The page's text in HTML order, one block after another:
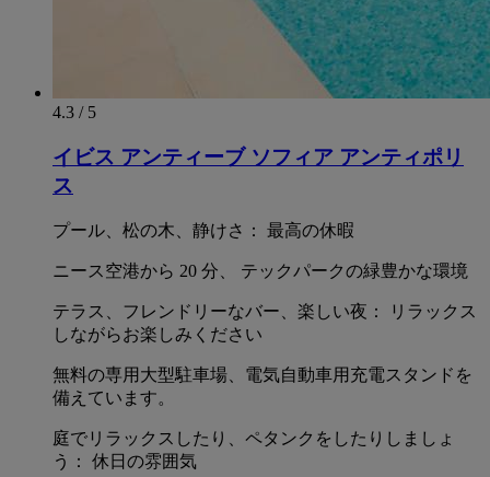
4.3 / 5
イビス アンティーブ ソフィア アンティポリ
ス
プール、松の木、静けさ： 最高の休暇
ニース空港から 20 分、 テックパークの緑豊かな環境
テラス、フレンドリーなバー、楽しい夜： リラックス
しながらお楽しみください
無料の専用大型駐車場、電気自動車用充電スタンドを
備えています。
庭でリラックスしたり、ペタンクをしたりしましょ
う： 休日の雰囲気